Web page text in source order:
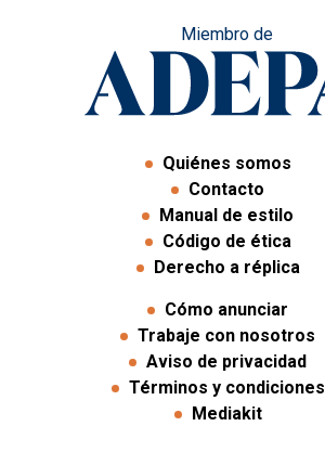
Miembro de
Quiénes somos
Contacto
Manual de estilo
Código de ética
Derecho a réplica
Cómo anunciar
Trabaje con nosotros
Aviso de privacidad
Términos y condiciones
Mediakit